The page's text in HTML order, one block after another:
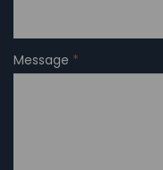
Message *